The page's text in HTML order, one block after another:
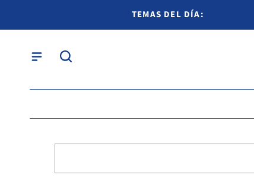
TEMAS DEL DÍA: